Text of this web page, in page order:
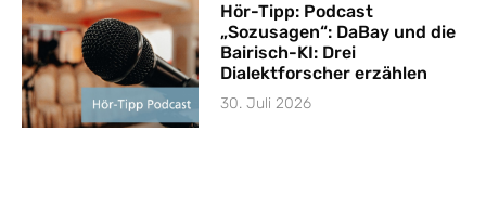
Hör-Tipp: Podcast
„Sozusagen“: DaBay und die
Bairisch-KI: Drei
Dialektforscher erzählen
30. Juli 2026